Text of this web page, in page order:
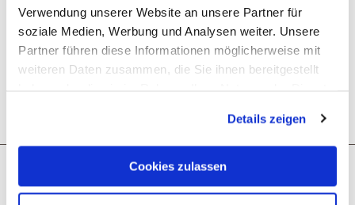
Verwendung unserer Website an unsere Partner für
soziale Medien, Werbung und Analysen weiter. Unsere
Partner führen diese Informationen möglicherweise mit
weiteren Daten zusammen, die Sie ihnen bereitgestellt
Cookies, wenn Sie unsere Webseite weiterhin nutzen.
Details zeigen
Cookies zulassen
Lage
Was möchtest du als nächstes tun?